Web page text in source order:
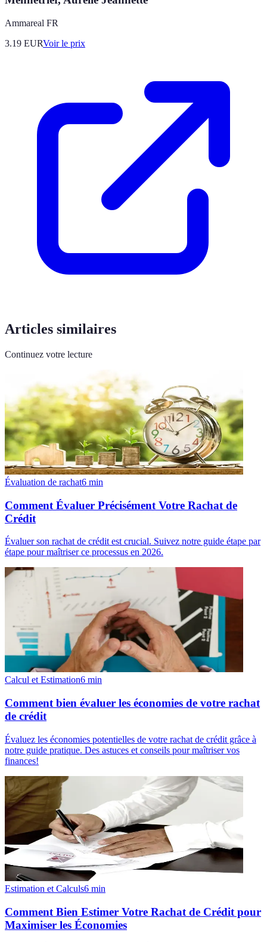
Ammareal FR
3.19 EURVoir le prix
Articles similaires
Continuez votre lecture
Évaluation de rachat6 min
Comment Évaluer Précisément Votre Rachat de
Crédit
Évaluer son rachat de crédit est crucial. Suivez notre guide étape par
étape pour maîtriser ce processus en 2026.
Calcul et Estimation6 min
Comment bien évaluer les économies de votre rachat
de crédit
Évaluez les économies potentielles de votre rachat de crédit grâce à
notre guide pratique. Des astuces et conseils pour maîtriser vos
finances!
Estimation et Calculs6 min
Comment Bien Estimer Votre Rachat de Crédit pour
Maximiser les Économies